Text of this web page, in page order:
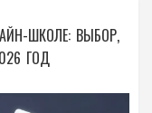
ШКОЛЕ: ВЫБОР,
ГОД